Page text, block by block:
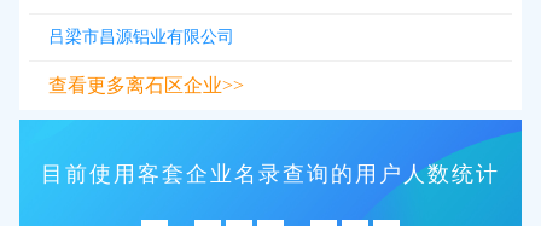
吕梁市昌源铝业有限公司
查看更多离石区企业>>
目前使用客套企业名录查询的用户人数统计